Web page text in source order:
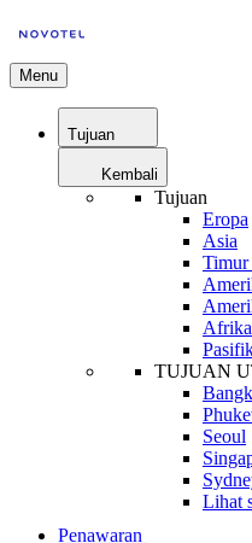
Menu
Tujuan
Kembali
Tujuan
Eropa
Asia
Timur
Afrika
TUJUAN
Seoul
Lihat
Penawaran